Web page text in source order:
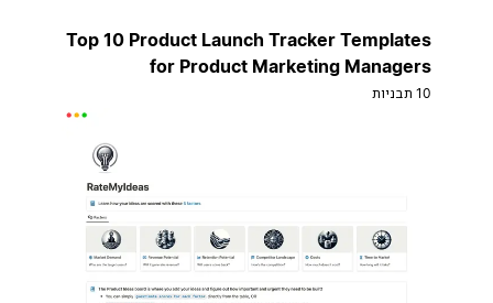
Top 10 Product Launch Tracker Templates
for Product Marketing Managers